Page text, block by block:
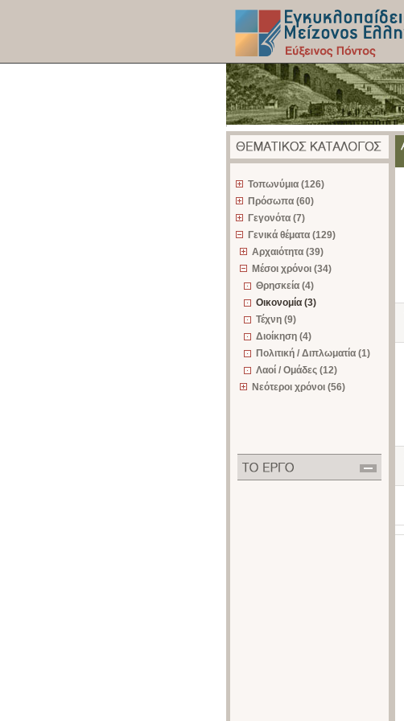
Τοπωνύμια (126)
Πρόσωπα (60)
Γεγονότα (7)
Γενικά θέματα (129)
Αρχαιότητα (39)
Μέσοι χρόνοι (34)
Θρησκεία (4)
Οικονομία (3)
Τέχνη (9)
Διοίκηση (4)
Πολιτική / Διπλωματία (1)
Λαοί / Ομάδες (12)
Νεότεροι χρόνοι (56)